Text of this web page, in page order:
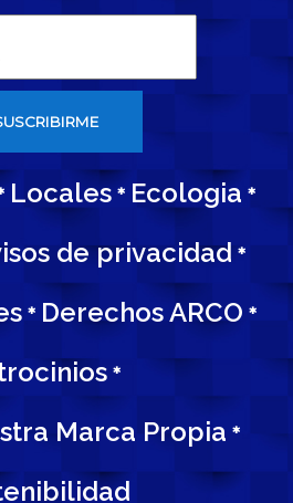
Locales * Ecologia *
de privacidad *
* Derechos ARCO *
*
Marca Propia *